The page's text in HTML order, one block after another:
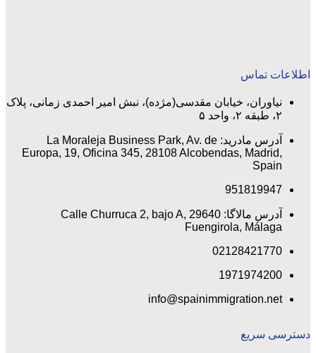
اطلاعات تماس
نیاوران، خیابان مقدسی(مژده)، نبش امیر احمدی زمانی، پلاک
۲، طبقه ۲، واحد ۵
آدرس مادرید: La Moraleja Business Park, Av. de
Europa, 19, Oficina 345, 28108 Alcobendas, Madrid,
Spain
951819947
آدرس مالاگا: Calle Churruca 2, bajo A, 29640
Fuengirola, Málaga
02128421770
1971974200
info@spainimmigration.net
دسترسی سریع